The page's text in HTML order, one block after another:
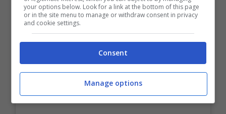
your options below. Look for a link at the bottom of this page
or in the site menu to manage or withdraw consent in privacy
and cookie settings.
Consent
Manage options